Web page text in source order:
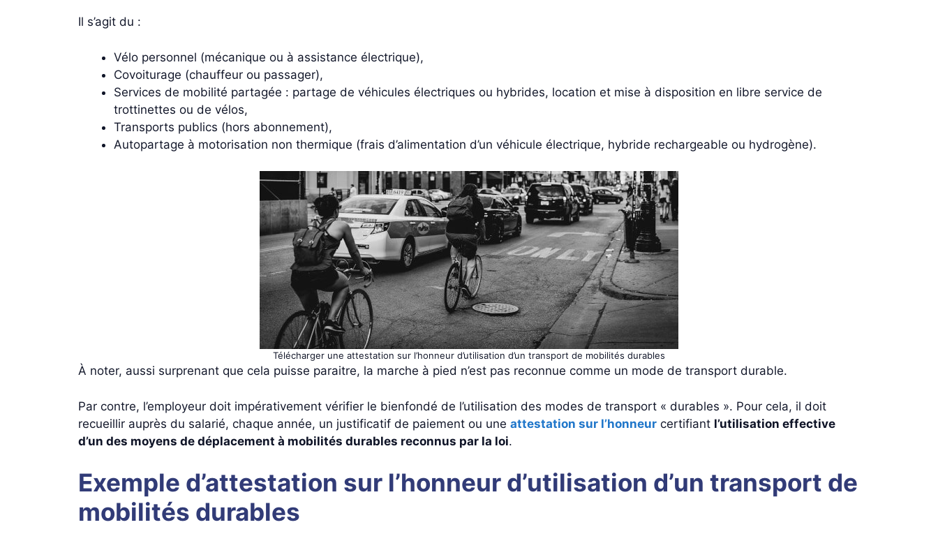
Il s’agit du :
Vélo personnel (mécanique ou à assistance électrique),
Covoiturage (chauffeur ou passager),
Services de mobilité partagée : partage de véhicules électriques ou hybrides, location et mise à disposition en libre service de
trottinettes ou de vélos,
Transports publics (hors abonnement),
Autopartage à motorisation non thermique (frais d’alimentation d’un véhicule électrique, hybride rechargeable ou hydrogène).
Télécharger une attestation sur l’honneur d’utilisation d’un transport de mobilités durables
À noter, aussi surprenant que cela puisse paraitre, la marche à pied n’est pas reconnue comme un mode de transport durable.
Par contre, l’employeur doit impérativement vérifier le bienfondé de l’utilisation des modes de transport « durables ». Pour cela, il doit
recueillir auprès du salarié, chaque année, un justificatif de paiement ou une attestation sur l’honneur certifiant l’utilisation effective
d’un des moyens de déplacement à mobilités durables reconnus par la loi.
Exemple d’attestation sur l’honneur d’utilisation d’un transport de
mobilités durables